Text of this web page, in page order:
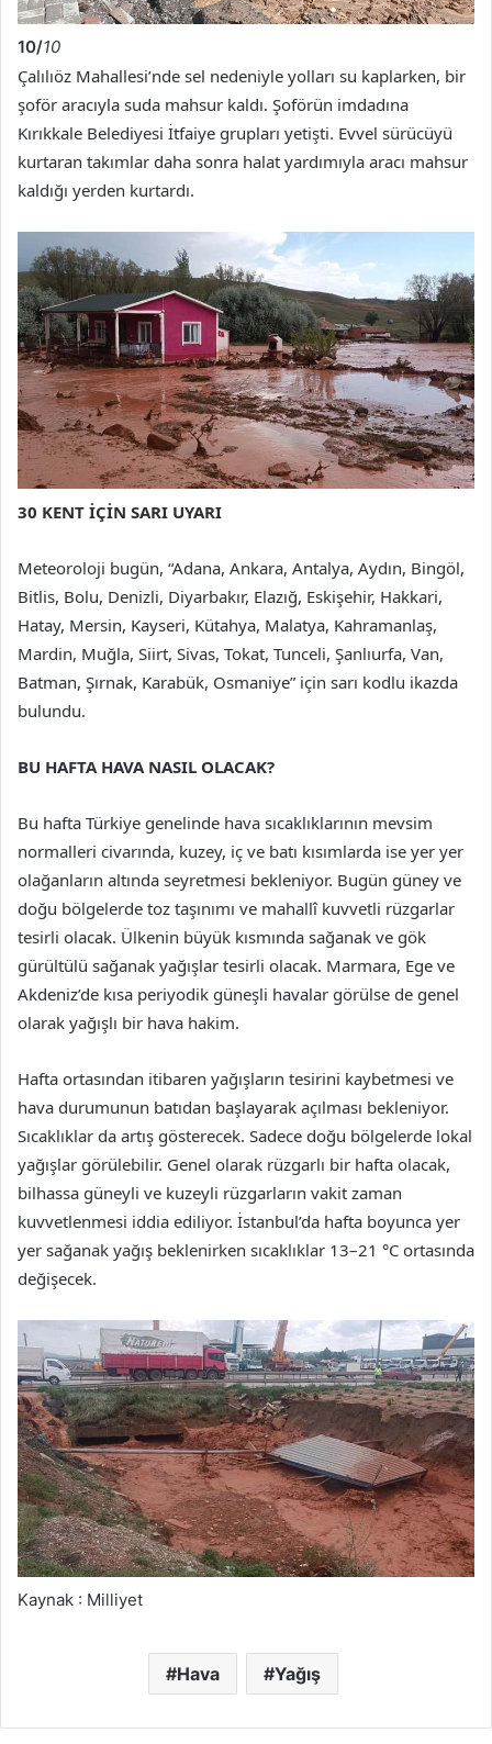
10/10
Çalılıöz Mahallesi’nde sel nedeniyle yolları su kaplarken, bir
şoför aracıyla suda mahsur kaldı. Şoförün imdadına
Kırıkkale Belediyesi İtfaiye grupları yetişti. Evvel sürücüyü
kurtaran takımlar daha sonra halat yardımıyla aracı mahsur
kaldığı yerden kurtardı.
30 KENT İÇİN SARI UYARI
Meteoroloji bugün, “Adana, Ankara, Antalya, Aydın, Bingöl,
Bitlis, Bolu, Denizli, Diyarbakır, Elazığ, Eskişehir, Hakkari,
Hatay, Mersin, Kayseri, Kütahya, Malatya, Kahramanlaş,
Mardin, Muğla, Siirt, Sivas, Tokat, Tunceli, Şanlıurfa, Van,
Batman, Şırnak, Karabük, Osmaniye” için sarı kodlu ikazda
bulundu.
BU HAFTA HAVA NASIL OLACAK?
Bu hafta Türkiye genelinde hava sıcaklıklarının mevsim
normalleri civarında, kuzey, iç ve batı kısımlarda ise yer yer
olağanların altında seyretmesi bekleniyor. Bugün güney ve
doğu bölgelerde toz taşınımı ve mahallî kuvvetli rüzgarlar
tesirli olacak. Ülkenin büyük kısmında sağanak ve gök
gürültülü sağanak yağışlar tesirli olacak. Marmara, Ege ve
Akdeniz’de kısa periyodik güneşli havalar görülse de genel
olarak yağışlı bir hava hakim.
Hafta ortasından itibaren yağışların tesirini kaybetmesi ve
hava durumunun batıdan başlayarak açılması bekleniyor.
Sıcaklıklar da artış gösterecek. Sadece doğu bölgelerde lokal
yağışlar görülebilir. Genel olarak rüzgarlı bir hafta olacak,
bilhassa güneyli ve kuzeyli rüzgarların vakit zaman
kuvvetlenmesi iddia ediliyor. İstanbul’da hafta boyunca yer
yer sağanak yağış beklenirken sıcaklıklar 13–21 °C ortasında
değişecek.
Kaynak : Milliyet
Hava Yağış